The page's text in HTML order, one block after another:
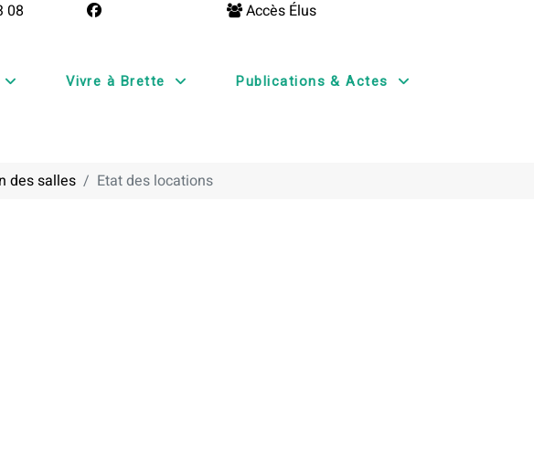
08 Accès Élus
Vivre à Brette Publications & Actes
des salles Etat des locations